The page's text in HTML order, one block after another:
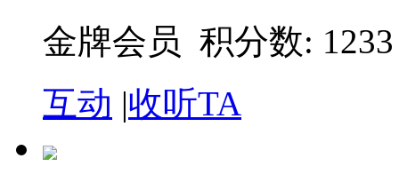
金牌会员 积分数: 1233
互动 |收听TA